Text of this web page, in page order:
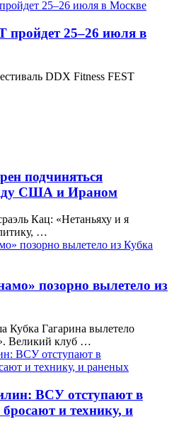
пройдет 25–26 июля в
DDX Fitness FEST
подчиняться
США и Ираном
Кац: «Нетаньяху и я
…
позорно вылетело из
Кубка Гагарина вылетело
Великий клуб …
ВСУ отступают в
и технику, и